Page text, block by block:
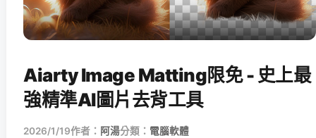
Aiarty Image Matting限免 - 史上最
強精準AI圖片去背工具
2026/1/19作者： 阿湯分類： 電腦軟體